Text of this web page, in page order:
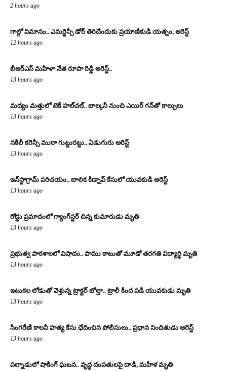
2 hours ago
గాల్లో విమానం.. ఎమర్జెన్సీ డోర్ తెరిచేందుకు ప్రయాణికుడి యత్నం, అరెస్ట్
12 hours ago
బీఆర్ఎస్ మహిళా నేత రూపా రెడ్డి అరెస్ట్..
13 hours ago
మద్యం మత్తులో టెకీ హల్‌చల్.. బాల్కనీ నుంచి ఎయిర్ గన్‌తో కాల్పులు
13 hours ago
నకిలీ కరెన్సీ ముఠా గుట్టురట్టు.. ఏడుగురు అరెస్ట్
13 hours ago
ఇన్‌స్టాగ్రామ్ పరిచయం.. బాలిక కిడ్నాప్ కేసులో యువకుడి అరెస్ట్
13 hours ago
రోడ్డు ప్రమాదంలో గ్యాంగ్‌స్టర్ చిన్న కుమారుడు మృతి
13 hours ago
ప్రభుత్వ పాఠశాలలో విషాదం.. పాము కాటుతో మూడో తరగతి విద్యార్థి మృతి
13 hours ago
ఇటుకల లోడుతో వెళ్తున్న ట్రాక్టర్ బోల్తా.. ట్రాలీ కింద పడి యువకుడు మృతి
13 hours ago
సింగరేణి కాలనీ హత్య కేసు ఛేదించిన పోలీసులు.. ప్రధాన నిందితుడు అరెస్ట్
13 hours ago
పల్నాడులో షాకింగ్ ఘటన.. వృద్ధ దంపతులపై దాడి, మహిళ మృతి